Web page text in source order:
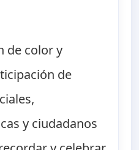
de color y
de
y ciudadanos